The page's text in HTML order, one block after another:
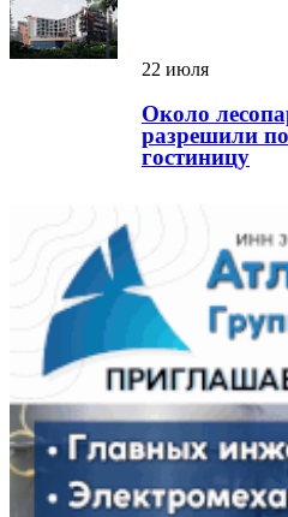
22 июля
Около
разрешили
гостиницу